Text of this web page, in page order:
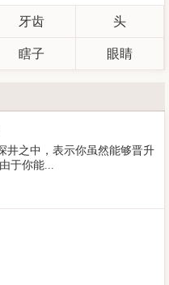
牙齿 头
瞎子 眼睛
井之中，表示你虽然能够晋升
于你能...